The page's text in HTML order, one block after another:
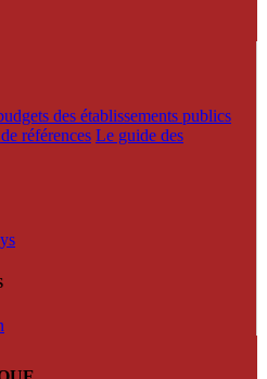
des établissements publics
références Le guide des